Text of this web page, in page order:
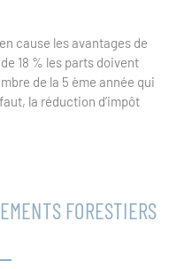
cause les avantages de
18 % les parts doivent
de la 5 ème année qui
la réduction d’impôt
FORESTIERS